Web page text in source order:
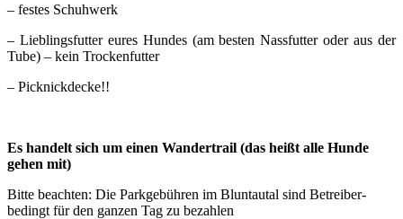
– festes Schuhwerk
– Lieblingsfutter eures Hundes (am besten Nassfutter oder aus der
Tube) – kein Trockenfutter
– Picknickdecke!!
Es handelt sich um einen Wandertrail (das heißt alle Hunde
gehen mit)
Bitte beachten: Die Parkgebühren im Bluntautal sind Betreiber-
bedingt für den ganzen Tag zu bezahlen